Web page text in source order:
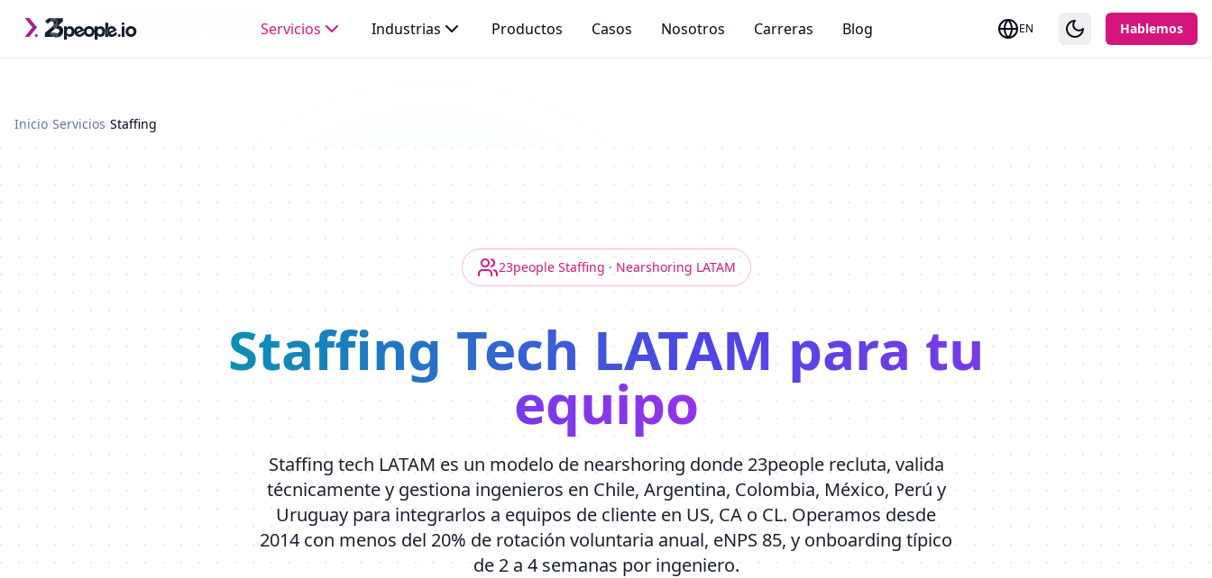
Última actualización: 2026-08-04Servicios Industrias Productos Casos Nosotros Carreras Blog EN Hablemos
Inicio/Servicios/Staffing
23people Staffing · Nearshoring LATAM
Staffing Tech LATAM para tu
equipo
Staffing tech LATAM es un modelo de nearshoring donde 23people recluta, valida
técnicamente y gestiona ingenieros en Chile, Argentina, Colombia, México, Perú y
Uruguay para integrarlos a equipos de cliente en US, CA o CL. Operamos desde
2014 con menos del 20% de rotación voluntaria anual, eNPS 85, y onboarding típico
de 2 a 4 semanas por ingeniero.